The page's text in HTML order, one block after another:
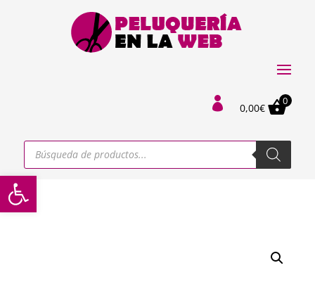
Abrir barra de herramientas
 0,00€
0
Búsqueda
productos